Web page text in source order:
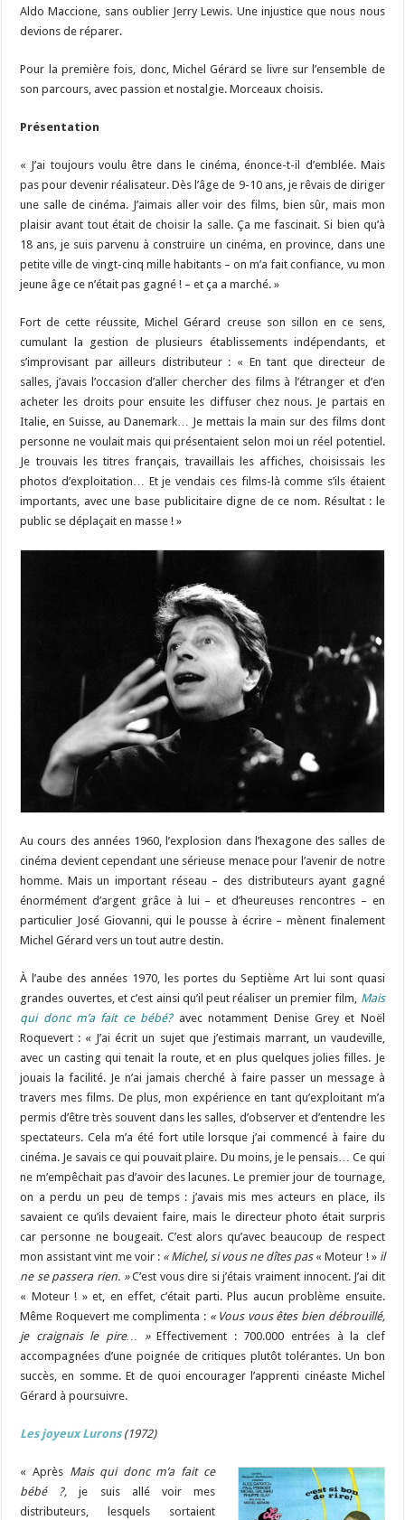
Aldo Maccione, sans oublier Jerry Lewis. Une injustice que nous nous
devions de réparer.
Pour la première fois, donc, Michel Gérard se livre sur l’ensemble de
son parcours, avec passion et nostalgie. Morceaux choisis.
Présentation
« J’ai toujours voulu être dans le cinéma, énonce-t-il d’emblée. Mais
pas pour devenir réalisateur. Dès l’âge de 9-10 ans, je rêvais de diriger
une salle de cinéma. J’aimais aller voir des films, bien sûr, mais mon
plaisir avant tout était de choisir la salle. Ça me fascinait. Si bien qu’à
18 ans, je suis parvenu à construire un cinéma, en province, dans une
petite ville de vingt-cinq mille habitants – on m’a fait confiance, vu mon
jeune âge ce n’était pas gagné ! – et ça a marché. »
Fort de cette réussite, Michel Gérard creuse son sillon en ce sens,
cumulant la gestion de plusieurs établissements indépendants, et
s’improvisant par ailleurs distributeur : « En tant que directeur de
salles, j’avais l’occasion d’aller chercher des films à l’étranger et d’en
acheter les droits pour ensuite les diffuser chez nous. Je partais en
Italie, en Suisse, au Danemark… Je mettais la main sur des films dont
personne ne voulait mais qui présentaient selon moi un réel potentiel.
Je trouvais les titres français, travaillais les affiches, choisissais les
photos d’exploitation… Et je vendais ces films-là comme s’ils étaient
importants, avec une base publicitaire digne de ce nom. Résultat : le
public se déplaçait en masse ! »
Au cours des années 1960, l’explosion dans l’hexagone des salles de
cinéma devient cependant une sérieuse menace pour l’avenir de notre
homme. Mais un important réseau – des distributeurs ayant gagné
énormément d’argent grâce à lui – et d’heureuses rencontres – en
particulier José Giovanni, qui le pousse à écrire – mènent finalement
Michel Gérard vers un tout autre destin.
À l’aube des années 1970, les portes du Septième Art lui sont quasi
grandes ouvertes, et c’est ainsi qu’il peut réaliser un premier film, Mais
qui donc m’a fait ce bébé?avec notamment Denise Grey et Noël
Roquevert : « J’ai écrit un sujet que j’estimais marrant, un vaudeville,
avec un casting qui tenait la route, et en plus quelques jolies filles. Je
jouais la facilité. Je n’ai jamais cherché à faire passer un message à
travers mes films. De plus, mon expérience en tant qu’exploitant m’a
permis d’être très souvent dans les salles, d’observer et d’entendre les
spectateurs. Cela m’a été fort utile lorsque j’ai commencé à faire du
cinéma. Je savais ce qui pouvait plaire. Du moins, je le pensais… Ce qui
ne m’empêchait pas d’avoir des lacunes. Le premier jour de tournage,
on a perdu un peu de temps : j’avais mis mes acteurs en place, ils
savaient ce qu’ils devaient faire, mais le directeur photo était surpris
car personne ne bougeait. C’est alors qu’avec beaucoup de respect
mon assistant vint me voir : « Michel, si vous ne dîtes pas « Moteur ! »il
ne se passera rien. »C’est vous dire si j’étais vraiment innocent. J’ai dit
« Moteur ! » et, en effet, c’était parti. Plus aucun problème ensuite.
Même Roquevert me complimenta : « Vous vous êtes bien débrouillé,
je craignais le pire… »Effectivement : 700.000 entrées à la clef
accompagnées d’une poignée de critiques plutôt tolérantes. Un bon
succès, en somme. Et de quoi encourager l’apprenti cinéaste Michel
Gérard à poursuivre.
Les joyeuxLurons (1972)
« Après Mais qui donc m’a fait ce
bébé ?, je suis allé voir mes
distributeurs, lesquels sortaient